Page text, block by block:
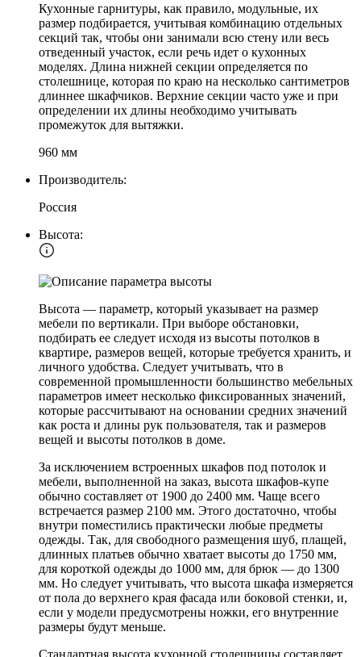
Кухонные гарнитуры, как правило, модульные, их
размер подбирается, учитывая комбинацию отдельных
секций так, чтобы они занимали всю стену или весь
отведенный участок, если речь идет о кухонных
моделях. Длина нижней секции определяется по
столешнице, которая по краю на несколько сантиметров
длиннее шкафчиков. Верхние секции часто уже и при
определении их длины необходимо учитывать
промежуток для вытяжки.
960 мм
Производитель:
Россия
Высота:
Высота — параметр, который указывает на размер
мебели по вертикали. При выборе обстановки,
подбирать ее следует исходя из высоты потолков в
квартире, размеров вещей, которые требуется хранить, и
личного удобства. Следует учитывать, что в
современной промышленности большинство мебельных
параметров имеет несколько фиксированных значений,
которые рассчитывают на основании средних значений
как роста и длины рук пользователя, так и размеров
вещей и высоты потолков в доме.
За исключением встроенных шкафов под потолок и
мебели, выполненной на заказ, высота шкафов-купе
обычно составляет от 1900 до 2400 мм. Чаще всего
встречается размер 2100 мм. Этого достаточно, чтобы
внутри поместились практически любые предметы
одежды. Так, для свободного размещения шуб, плащей,
длинных платьев обычно хватает высоты до 1750 мм,
для короткой одежды до 1000 мм, для брюк — до 1300
мм. Но следует учитывать, что высота шкафа измеряется
от пола до верхнего края фасада или боковой стенки, и,
если у модели предусмотрены ножки, его внутренние
размеры будут меньше.
Стандартная высота кухонной столешницы составляет